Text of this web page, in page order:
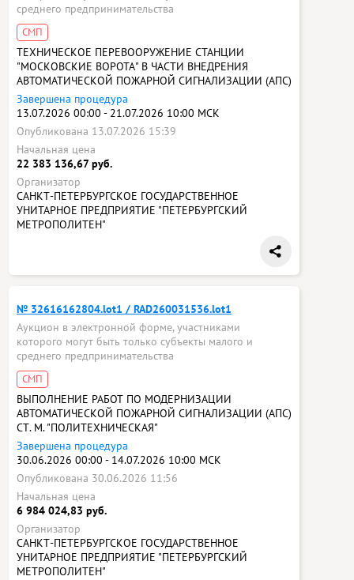
среднего предпринимательства
СМП
ТЕХНИЧЕСКОЕ ПЕРЕВООРУЖЕНИЕ СТАНЦИИ
"МОСКОВСКИЕ ВОРОТА" В ЧАСТИ ВНЕДРЕНИЯ
АВТОМАТИЧЕСКОЙ ПОЖАРНОЙ СИГНАЛИЗАЦИИ (АПС)
Завершена процедура
13.07.2026 00:00 - 21.07.2026 10:00 МСК
Опубликована 13.07.2026 15:39
Начальная цена
22 383 136,67 руб.
Организатор
САНКТ-ПЕТЕРБУРГСКОЕ ГОСУДАРСТВЕННОЕ
УНИТАРНОЕ ПРЕДПРИЯТИЕ "ПЕТЕРБУРГСКИЙ
МЕТРОПОЛИТЕН"
№ 32616162804.lot1 / RAD260031536.lot1
Аукцион в электронной форме, участниками
которого могут быть только субъекты малого и
среднего предпринимательства
СМП
ВЫПОЛНЕНИЕ РАБОТ ПО МОДЕРНИЗАЦИИ
АВТОМАТИЧЕСКОЙ ПОЖАРНОЙ СИГНАЛИЗАЦИИ (АПС)
СТ. М. "ПОЛИТЕХНИЧЕСКАЯ"
Завершена процедура
30.06.2026 00:00 - 14.07.2026 10:00 МСК
Опубликована 30.06.2026 11:56
Начальная цена
6 984 024,83 руб.
Организатор
САНКТ-ПЕТЕРБУРГСКОЕ ГОСУДАРСТВЕННОЕ
УНИТАРНОЕ ПРЕДПРИЯТИЕ "ПЕТЕРБУРГСКИЙ
МЕТРОПОЛИТЕН"